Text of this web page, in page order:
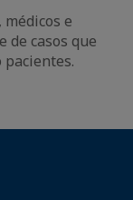
e
de casos que
pacientes.